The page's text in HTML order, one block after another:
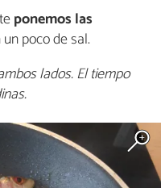
ponemos las
poco de sal.
lados. El tiempo